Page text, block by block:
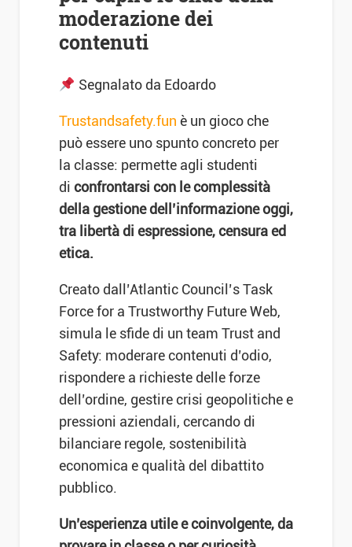
moderazione dei
contenuti
Segnalato da Edoardo
Trustandsafety.fun è un gioco che
può essere uno spunto concreto per
la classe: permette agli studenti
di confrontarsi con le complessità
della gestione dell’informazione oggi,
tra libertà di espressione, censura ed
etica.
Creato dall’Atlantic Council’s Task
Force for a Trustworthy Future Web,
simula le sfide di un team Trust and
Safety: moderare contenuti d’odio,
rispondere a richieste delle forze
dell’ordine, gestire crisi geopolitiche e
pressioni aziendali, cercando di
bilanciare regole, sostenibilità
economica e qualità del dibattito
pubblico.
Un’esperienza utile e coinvolgente, da